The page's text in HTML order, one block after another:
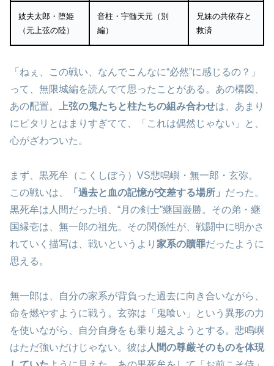
妓夫太郎・堕姫
（元上弦の陸）
音柱・宇髄天元（別
編）
兄妹の共依存と
救済
「ねぇ、この戦い、なんでこんなに“必然”に感じるの？」
って、無限城編を読んでて思ったことがある。あの構図、
あの配置。
上弦の鬼たちと柱たちの組み合わせは、あまり
にピタリとはまりすぎてて、「これは偶然じゃない」と、
心がざわついた。
まず、黒死牟（こくしぼう）VS悲鳴嶼・無一郎・玄弥。
この戦いは、
「過去と血の記憶が交差する場所」 だった。
黒死牟は人間だった頃、“月の剣士”継国巌勝。その弟・継
国縁壱は、無一郎の祖先。その関係性が、戦闘中に明かさ
れていく描写は、戦いというより 家系の贖罪だったように
思える。
無一郎は、自分の家系が背負った過去に向き合いながら、
命を燃やすように戦う。玄弥は「鬼喰い」という異形の力
を使いながら、自分自身をも乗り越えようとする。悲鳴嶼
はただ強いだけじゃない。彼は 人間の尊厳そのものを体現